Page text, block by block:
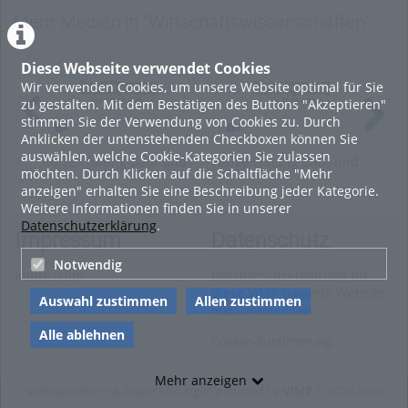
Diese Webseite verwendet Cookies
Wir verwenden Cookies, um unsere Website optimal für Sie
zu gestalten. Mit dem Bestätigen des Buttons "Akzeptieren"
stimmen Sie der Verwendung von Cookies zu. Durch
Anklicken der untenstehenden Checkboxen können Sie
auswählen, welche Cookie-Kategorien Sie zulassen
möchten. Durch Klicken auf die Schaltfläche "Mehr
anzeigen" erhalten Sie eine Beschreibung jeder Kategorie.
Weitere Informationen finden Sie in unserer
Datenschutzerklärung.
Notwendig
Auswahl zustimmen
Allen zustimmen
Alle ablehnen
Mehr anzeigen
Mehr Medien in "Wirtschaftswissenschaften"
Aufzeichnung Bau- und
Planungsrecht v.
22.06.2026
Aufzeichnung Bau- und
Planungsrecht v.
15.06.2026
Impressum
Impressum
Datenschutzerklärung für
diese ViMP-basierte Website
inkl. Unterseiten
Videoplattform & Player Lösungen powered by